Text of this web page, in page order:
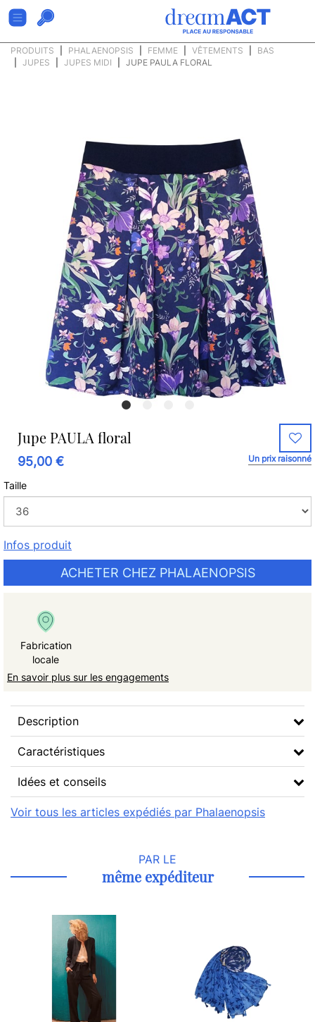
PRODUITS PHALAENOPSIS FEMME VÊTEMENTS
BAS
JUPES
JUPES MIDI JUPE PAULA FLORAL
Jupe PAULA floral
95,00 € Un prix raisonné
Taille
Infos produit
ACHETER CHEZ PHALAENOPSIS
Fabrication
locale
En savoir plus sur les engagements
Description
Caractéristiques
Idées et conseils
Voir tous les articles expédiés par Phalaenopsis
PAR LE
même expéditeur